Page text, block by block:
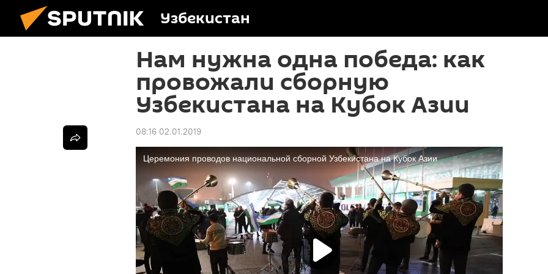
Узбекистан
Нам нужна одна победа: как
провожали сборную
Узбекистана на Кубок Азии
08:16 02.01.2019